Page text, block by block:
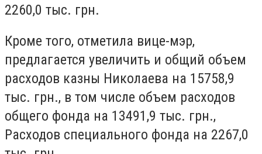
2260,0 тыс. грн.
Кроме того, отметила вице-мэр,
предлагается увеличить и общий объем
расходов казны Николаева на 15758,9
тыс. грн., в том числе объем расходов
общего фонда на 13491,9 тыс. грн.,
Расходов специального фонда на 2267,0